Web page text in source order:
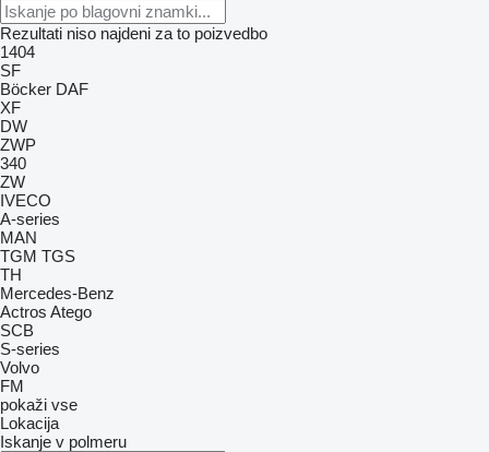
Rezultati niso najdeni za to poizvedbo
1404
SF
Böcker DAF
XF
DW
ZWP
340
ZW
IVECO
A-series
MAN
TGM TGS
TH
Mercedes-Benz
Actros Atego
SCB
S-series
Volvo
FM
pokaži vse
Lokacija
Iskanje v polmeru